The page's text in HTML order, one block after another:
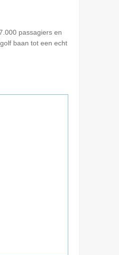
passagiers en
baan tot een echt